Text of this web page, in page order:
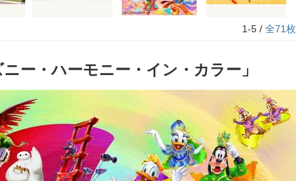
1-5 / 全71枚
ー・ハーモニー・イン・カラー」